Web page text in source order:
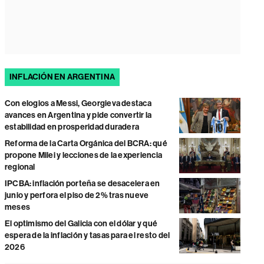
INFLACIÓN EN ARGENTINA
Con elogios a Messi, Georgieva destaca
avances en Argentina y pide convertir la
estabilidad en prosperidad duradera
Reforma de la Carta Orgánica del BCRA: qué
propone Milei y lecciones de la experiencia
regional
IPCBA: inflación porteña se desacelera en
junio y perfora el piso de 2% tras nueve
meses
El optimismo del Galicia con el dólar y qué
espera de la inflación y tasas para el resto del
2026